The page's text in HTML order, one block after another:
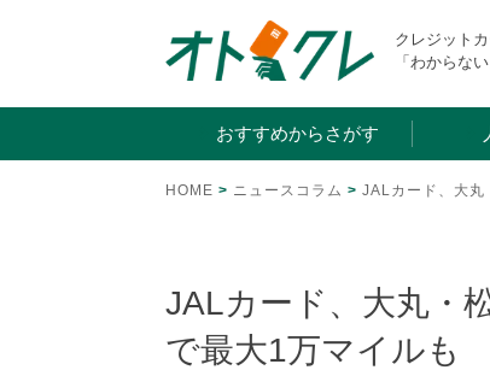
クレジット
「わからな
おすすめからさがす
HOME > ニュースコラム > JALカード、大丸
JALカード、大丸・
で最大1万マイルも